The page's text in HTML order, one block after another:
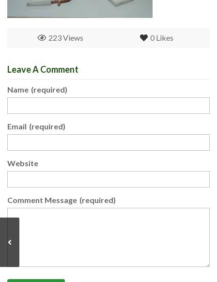
0 Likes
223 Views
Leave A Comment
Name (required)
Email (required)
Website
Comment Message (required)